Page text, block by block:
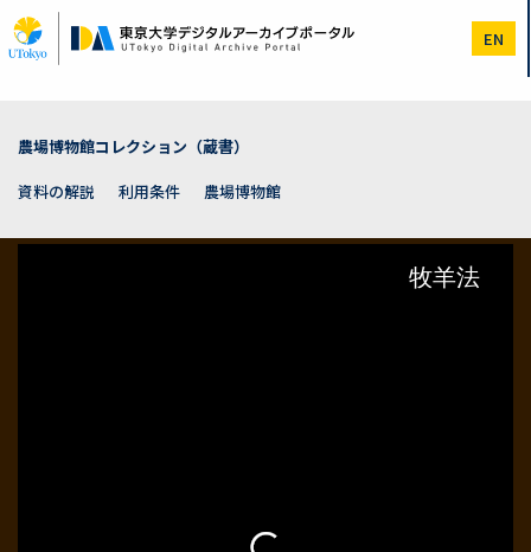
イ
ン
EN
農場博物館コレクション（蔵書）
資料の解説
利用条件 農場博物館